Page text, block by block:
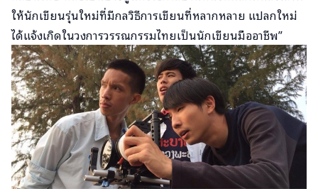
ให้นักเขียนรุ่นใหม่ที่มีกลวิธีการเขียนที่หลากหลาย แปลกใหม่
ได้แจ้งเกิดในวงการวรรณกรรมไทยเป็นนักเขียนมืออาชีพ”